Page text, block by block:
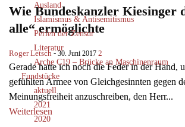
Ausland
Islamismus & Antisemitismus
Perlen der Zensur
Literatur
Arche C19 – Brücke an Maschinenraum
Fundstücke
aktuell
2021
2020
Wie Bundeskanzler Kiesinger
alle“ ermöglichte
Roger Letsch - 30. Juni 2017 2
Gerade hatte ich noch die Feder in der Hand,
gefühlten Armee von Gleichgesinnten gegen
Meinungsfreiheit anzuschreiben, den Herr...
Weiterlesen